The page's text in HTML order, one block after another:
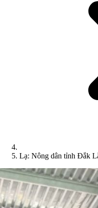
Lạ: Nông dân tỉnh Đắk